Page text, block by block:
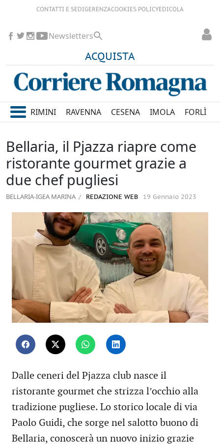
CONTATTI E SEDIGERENZACOOKIES POLICYEDICOLA
ACQUISTA
Newsletters
RIMINI RAVENNA CESENA IMOLA FORLÌ
Bellaria, il Pjazza riapre come
ristorante gourmet grazie a
due chef pugliesi
BELLARIA-IGEA MARINA REDAZIONE WEB 19 Gennaio 2023
Dalle ceneri del Pjazza club nasce il
ristorante gourmet che strizza l’occhio alla
tradizione pugliese. Lo storico locale di via
Paolo Guidi, che sorge nel salotto buono di
Bellaria, conoscerà un nuovo inizio grazie